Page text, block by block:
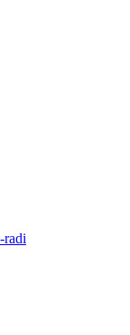
radi